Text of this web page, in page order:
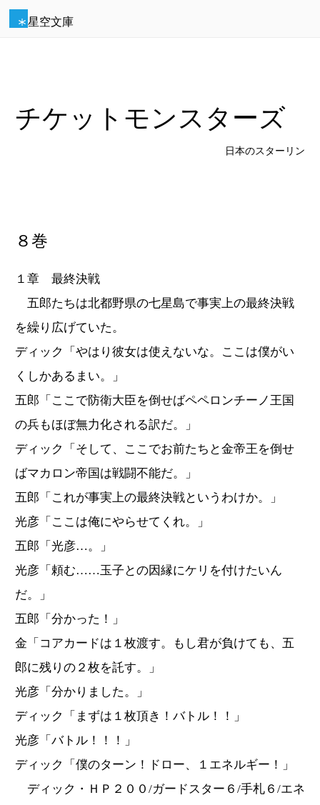
星空文庫
チケットモンスターズ
日本のスターリン
８巻
１章 最終決戦
五郎たちは北都野県の七星島で事実上の最終決戦
を繰り広げていた。
ディック「やはり彼女は使えないな。ここは僕がい
くしかあるまい。」
五郎「ここで防衛大臣を倒せばペペロンチーノ王国
の兵もほぼ無力化される訳だ。」
ディック「そして、ここでお前たちと金帝王を倒せ
ばマカロン帝国は戦闘不能だ。」
五郎「これが事実上の最終決戦というわけか。」
光彦「ここは俺にやらせてくれ。」
五郎「光彦…。」
光彦「頼む……玉子との因縁にケリを付けたいん
だ。」
五郎「分かった！」
金「コアカードは１枚渡す。もし君が負けても、五
郎に残りの２枚を託す。」
光彦「分かりました。」
ディック「まずは１枚頂き！バトル！！」
光彦「バトル！！！」
ディック「僕のターン！ドロー、１エネルギー！」
ディック・ＨＰ２００/ガードスター６/手札６/エネ